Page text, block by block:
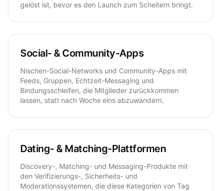
gelöst ist, bevor es den Launch zum Scheitern bringt.
Social- & Community-Apps
Nischen-Social-Networks und Community-Apps mit
Feeds, Gruppen, Echtzeit-Messaging und
Bindungsschleifen, die Mitglieder zurückkommen
lassen, statt nach Woche eins abzuwandern.
Dating- & Matching-Plattformen
Discovery-, Matching- und Messaging-Produkte mit
den Verifizierungs-, Sicherheits- und
Moderationssystemen, die diese Kategorien von Tag